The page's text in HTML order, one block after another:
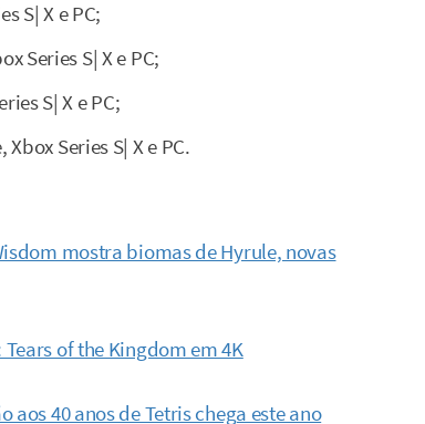
S| X e PC;
Series S| X e PC;
S| X e PC;
Series S| X e PC.
mostra biomas de Hyrule, novas
of the Kingdom em 4K
aos 40 anos de Tetris chega este ano